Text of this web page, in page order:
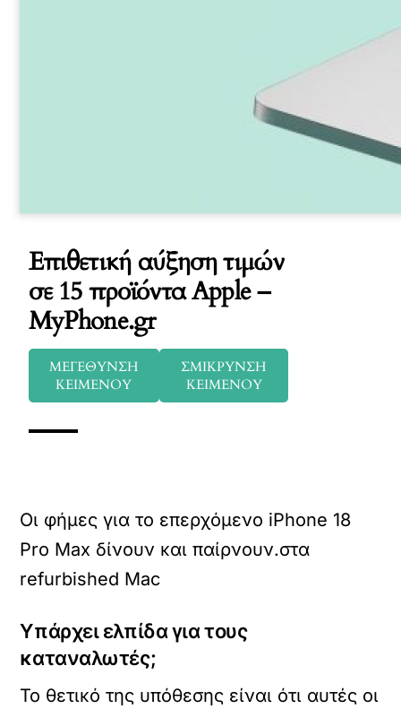
Επιθετική αύξηση τιμών
σε 15 προϊόντα Apple –
MyPhone.gr
ΜΕΓΕΘΥΝΣΗ
ΚΕΙΜΕΝΟΥ
ΣΜΙΚΡΥΝΣΗ
ΚΕΙΜΕΝΟΥ
Οι φήμες για το επερχόμενο iPhone 18
Pro Max δίνουν και παίρνουν.στα
refurbished Mac
Υπάρχει ελπίδα για τους
καταναλωτές;
Το θετικό της υπόθεσης είναι ότι αυτές οι